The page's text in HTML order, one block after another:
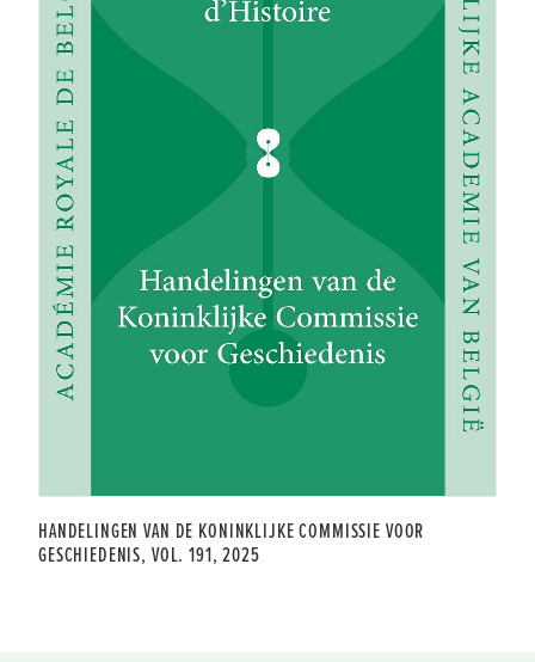
HANDELINGEN VAN DE KONINKLIJKE COMMISSIE VOOR
GESCHIEDENIS, VOL. 191, 2025